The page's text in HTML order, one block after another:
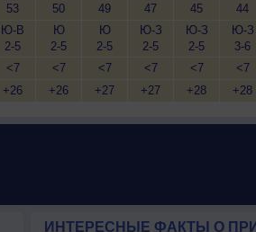
53
Ю-В
2-5
<7
+26
50
Ю
2-5
<7
+26
49
Ю
2-5
<7
+27
47
Ю-З
2-5
<7
+27
45
Ю-З
2-5
<7
+28
44
Ю-З
3-6
<7
+28
ИНТЕРЕСНЫЕ ФАКТЫ О